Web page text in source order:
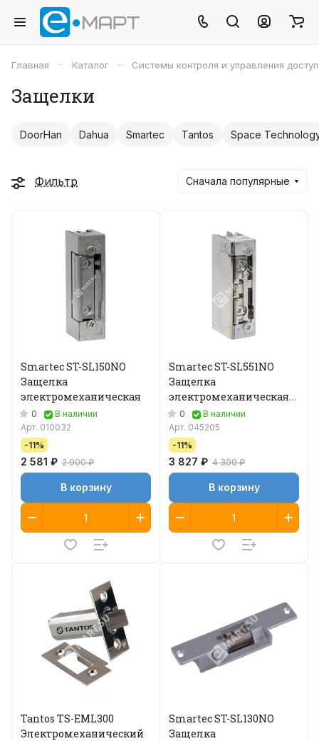
Главная – Каталог – Системы контроля и управления
Защелки
DoorHan Dahua Smartec Tantos Space
Фильтр Сначала популярные
Smartec ST-SL150NO
Защелка
электромеханическая
0
В наличии
Арт. 010032
-11%
2 581 ₽ 2 900 ₽
В корзину
Smartec ST-SL551NO
Защелка
электромеханическая
без планки
0
В наличии
Арт. 045205
-11%
3 827 ₽ 4 300 ₽
В корзину
Tantos TS-EML300
Электромеханический
Smartec ST-SL130NO
Защелка